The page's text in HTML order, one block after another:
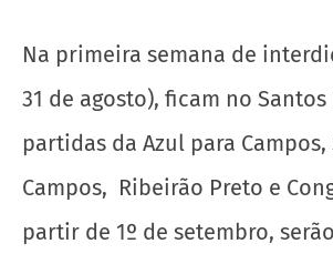
Na primeira semana de
31 de agosto), ficam no
partidas da Azul para Campos,
Campos, Ribeirão Preto e
partir de 1º de setembro,